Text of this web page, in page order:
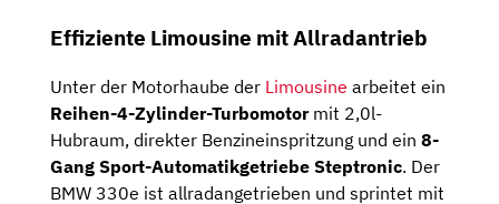
Effiziente Limousine mit Allradantrieb
Unter der Motorhaube der Limousine arbeitet ein
Reihen-4-Zylinder-Turbomotormit 2,0l-
Hubraum, direkter Benzineinspritzung und ein 8-
Gang Sport-Automatikgetriebe Steptronic. Der
BMW 330e ist allradangetrieben und sprintet mit